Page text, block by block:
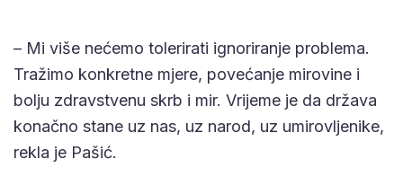
– Mi više nećemo tolerirati ignoriranje problema.
Tražimo konkretne mjere, povećanje mirovine i
bolju zdravstvenu skrb i mir. Vrijeme je da država
konačno stane uz nas, uz narod, uz umirovljenike,
rekla je Pašić.